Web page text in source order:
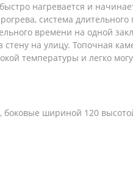
нагревается и
система длительного
времени на одной
стену на улицу. Топочная
температуры и легко
шириной 120